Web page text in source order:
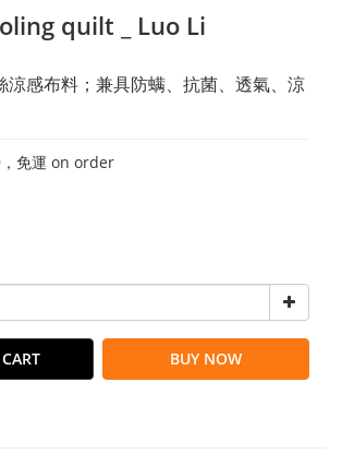
quilt _ Luo Li
涼感布料；兼具防螨、抗菌、透氣、涼
免運 on order
BUY NOW